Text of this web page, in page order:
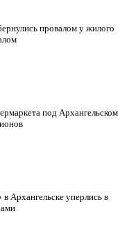
провалом у жилого
под Архангельском
Архангельске уперлись в